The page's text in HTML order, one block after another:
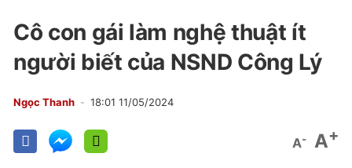
Cô con gái làm nghệ thuật ít
người biết của NSND Công Lý
Ngọc Thanh 18:01 11/05/2024
A- A+